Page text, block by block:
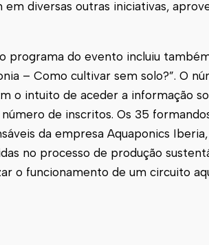
diversas outras iniciativas,
programa do evento incluiu
– Como cultivar sem solo?”. O
o intuito de aceder a informação
de inscritos. Os 35
da empresa Aquaponics
no processo de produção
o funcionamento de um circuito